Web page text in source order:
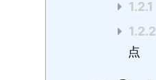
1.2.1
1.2.2
点